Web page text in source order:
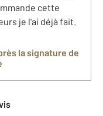
cette
je l'ai déjà fait.
la signature de